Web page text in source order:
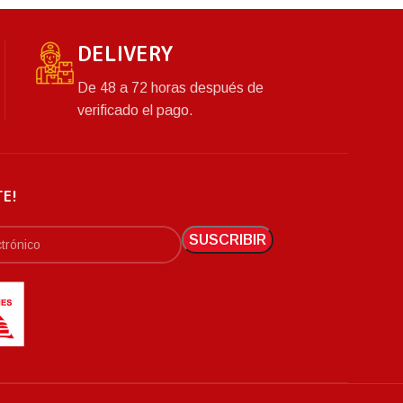
DELIVERY
De 48 a 72 horas después de
verificado el pago.